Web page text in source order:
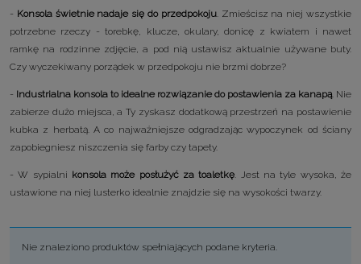
- Konsola świetnie nadaje się do przedpokoju. Zmieścisz na niej wszystkie
potrzebne rzeczy - torebkę, klucze, okulary, donicę z kwiatem i nawet
ramkę na rodzinne zdjęcie, a pod nią ustawisz aktualnie używane buty.
Czy wyczekiwany porządek w przedpokoju nie brzmi dobrze?
- Industrialna konsola to idealne rozwiązanie do postawienia za kanapą . Nie
zabierze dużo miejsca, a Ty zyskasz dodatkową przestrzeń na postawienie
kubka z herbatą. A co najważniejsze odgradzając wypoczynek od ściany
zapobiegniesz niszczenia się farby czy tapety.
- W sypialni konsola może posłużyć za toaletkę . Jest na tyle wysoka, że
ustawione na niej lusterko idealnie znajdzie się na wysokości twarzy.
Nie znaleziono produktów spełniających podane kryteria.